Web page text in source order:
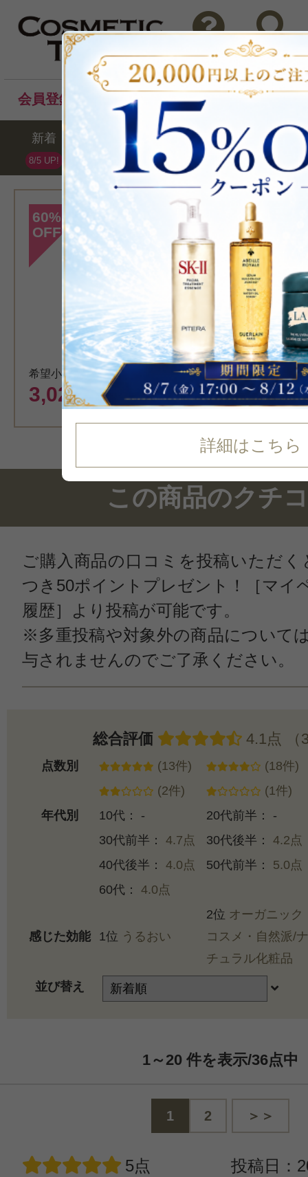
問い合わせ 検索
会員登録後のお買い物でポイントプレゼント！
新着
8/5 UP!
セール ランキング ブ
詳細はこちら
60%
OFF
希望小売価格 7,700円
3,020 円（税込）
[アンネマリー・
>ローズデュー
この商品のクチ
ご購入商品の口コミを投稿いただく
つき50ポイントプレゼント！［マイ
履歴］より投稿が可能です。
※多重投稿や対象外の商品について
与されませんのでご了承ください。
総合評価 4.1点 （
点数別 (13件)
(18件)
(2件)
(1件)
年代別
10代： -
20代前半： -
30代前半： 4.7点 30代後半： 4.2点
40代後半： 4.0点 50代前半： 5.0点
60代： 4.0点
感じた効能 1位 うるおい
2位 オーガニック
コスメ・自然派/ナ
チュラル化粧品
並び替え
1～20件を表示/36点中
1 2 ＞＞
5点 投稿日：